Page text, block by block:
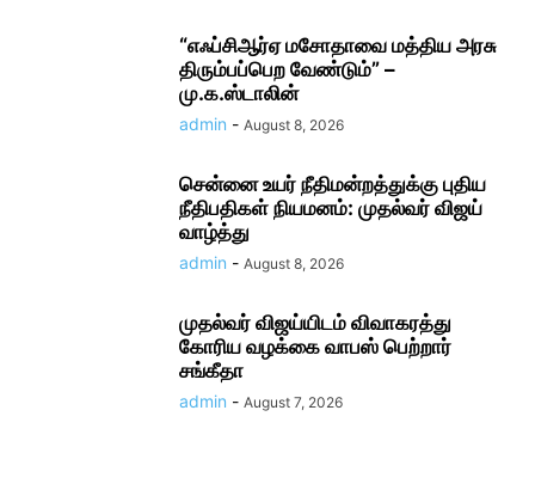
“எஃப்சிஆர்ஏ மசோதாவை மத்திய அரசு
திரும்பப்பெற வேண்டும்” –
மு.க.ஸ்டாலின்
admin - August 8, 2026
சென்னை உயர் நீதிமன்றத்துக்கு புதிய
நீதிபதிகள் நியமனம்: முதல்வர் விஜய்
வாழ்த்து
admin - August 8, 2026
முதல்வர் விஜய்யிடம் விவாகரத்து
கோரிய வழக்கை வாபஸ் பெற்றார்
சங்கீதா
admin - August 7, 2026